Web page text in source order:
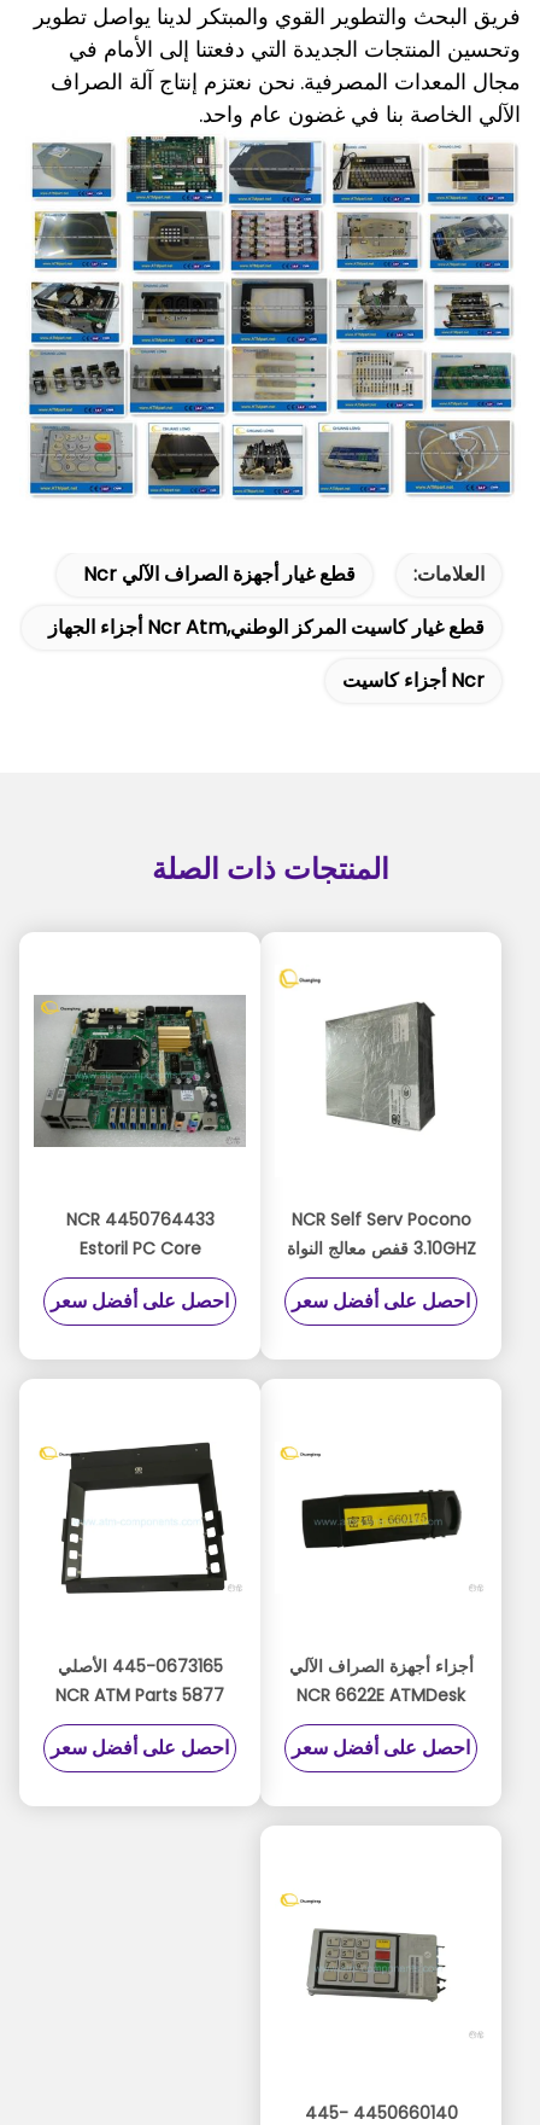
فريق البحث والتطوير القوي والمبتكر لدينا يواصل تطوير
وتحسين المنتجات الجديدة التي دفعتنا إلى الأمام في
مجال المعدات المصرفية. نحن نعتزم إنتاج آلة الصراف
الآلي الخاصة بنا في غضون عام واحد.
العلامات:
قطع غيار أجهزة الصراف الآلي Ncr
قطع غيار كاسيت المركز الوطني,ncr Atm أجزاء الجهاز
Ncr أجزاء كاسيت
المنتجات ذات الصلة
NCR Self Serv Pocono
3.10GHZ قفص معالج النواة
PC رباعي
4450727829445-
احصل على أفضل سعر
4450764433 NCR
Estoril PC Core
Motherboard Estoril
Board Misano445-
0772525
احصل على أفضل سعر
أجزاء أجهزة الصراف الآلي
NCR 6622E ATMDesk
Dongles NCR Personas
SelfService ATM
احصل على أفضل سعر
445-0673165 الأصلي
NCR ATM Parts 5877
CRT FDK Assy FDK
Assembly 4450673165
احصل على أفضل سعر
4450660140 445-